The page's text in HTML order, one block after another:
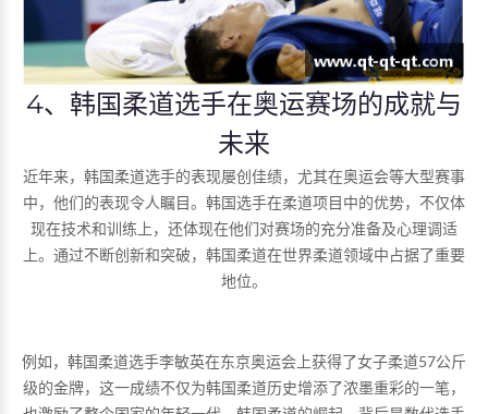
4、韩国柔道选手在奥运赛场的成就与
未来
近年来，韩国柔道选手的表现屡创佳绩，尤其在奥运会等大型赛事
中，他们的表现令人瞩目。韩国选手在柔道项目中的优势，不仅体
现在技术和训练上，还体现在他们对赛场的充分准备及心理调适
上。通过不断创新和突破，韩国柔道在世界柔道领域中占据了重要
地位。
例如，韩国柔道选手李敏英在东京奥运会上获得了女子柔道57公斤
级的金牌，这一成绩不仅为韩国柔道历史增添了浓墨重彩的一笔，